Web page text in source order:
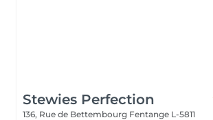
Stewies Perfection
136, Rue de Bettembourg Fentange L-5811